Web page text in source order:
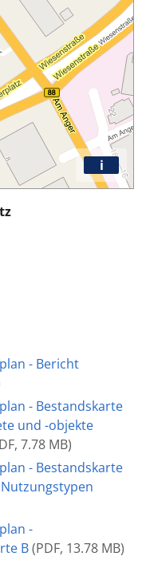
i
- Bericht
- Bestandskarte
und -objekte
, 7.78 MB)
- Bestandskarte
-
B(PDF, 13.78 MB)